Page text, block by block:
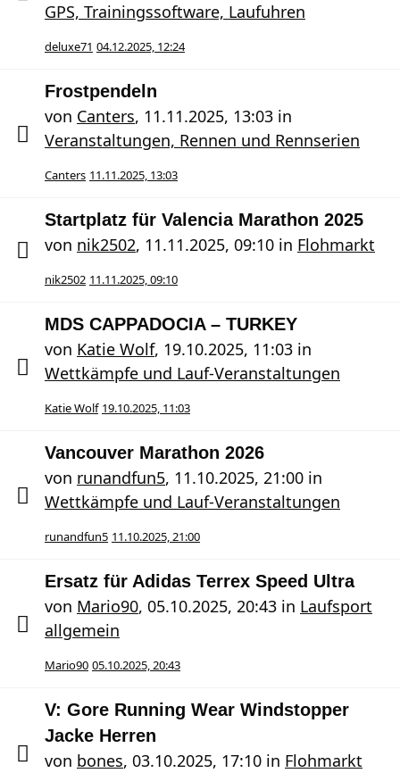
GPS, Trainingssoftware, Laufuhren
deluxe71 04.12.2025, 12:24
Frostpendeln
von Canters, 11.11.2025, 13:03 in
Veranstaltungen, Rennen und Rennserien
Canters 11.11.2025, 13:03
Startplatz für Valencia Marathon 2025
von nik2502, 11.11.2025, 09:10 in Flohmarkt
nik2502 11.11.2025, 09:10
MDS CAPPADOCIA – TURKEY
von Katie Wolf, 19.10.2025, 11:03 in
Wettkämpfe und Lauf-Veranstaltungen
Katie Wolf 19.10.2025, 11:03
Vancouver Marathon 2026
von runandfun5, 11.10.2025, 21:00 in
Wettkämpfe und Lauf-Veranstaltungen
runandfun5 11.10.2025, 21:00
Ersatz für Adidas Terrex Speed Ultra
von Mario90, 05.10.2025, 20:43 in Laufsport
allgemein
Mario90 05.10.2025, 20:43
V: Gore Running Wear Windstopper
Jacke Herren
von bones, 03.10.2025, 17:10 in Flohmarkt